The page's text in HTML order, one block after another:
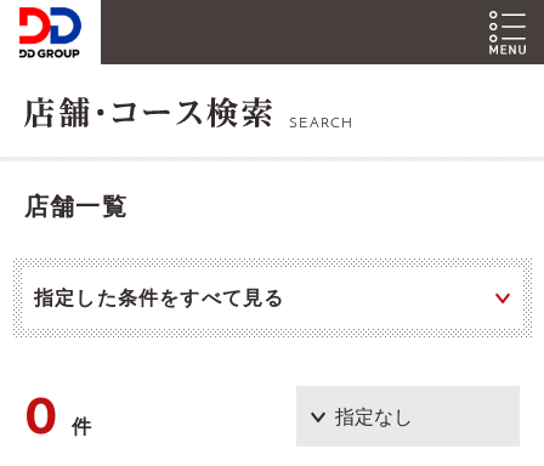
SEARCH
店舗一覧
指定した条件をすべて見る
0件